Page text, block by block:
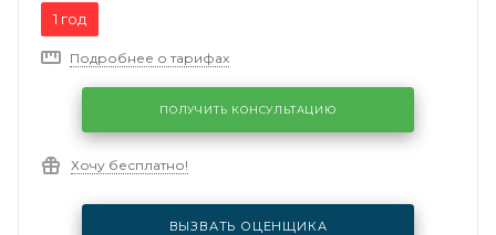
1 год
Подробнее о тарифах
ПОЛУЧИТЬ КОНСУЛЬТАЦИЮ
Хочу бесплатно!
ВЫЗВАТЬ ОЦЕНЩИКА